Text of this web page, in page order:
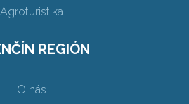
Agroturistika
REGIÓN
O nás